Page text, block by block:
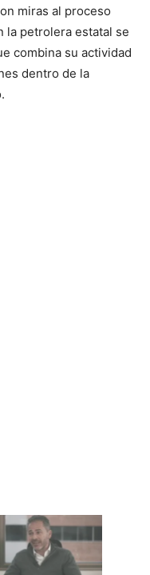
miras al proceso
la petrolera estatal se
combina su actividad
dentro de la